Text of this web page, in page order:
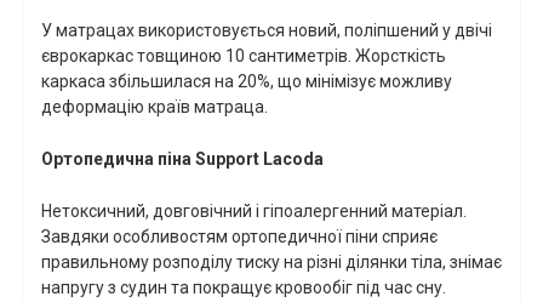
У матрацах використовується новий, поліпшений у двічі
єврокаркас товщиною 10 сантиметрів. Жорсткість
каркаса збільшилася на 20%, що мінімізує можливу
деформацію країв матраца.
Ортопедична піна Support Lacoda
Нетоксичний, довговічний і гіпоалергенний матеріал.
Завдяки особливостям ортопедичної піни сприяє
правильному розподілу тиску на різні ділянки тіла, знімає
напругу з судин та покращує кровообіг під час сну.